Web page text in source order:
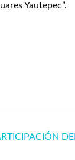
Yautepec”.